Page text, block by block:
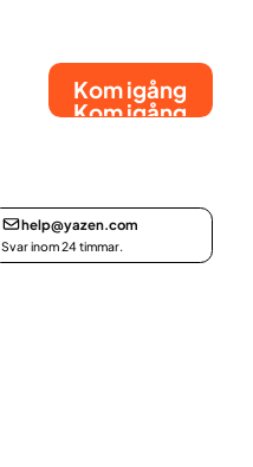
Kom igång
Kom igång
help@yazen.com
Svar inom 24 timmar.